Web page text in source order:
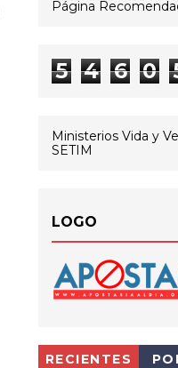
Página
5 4 6 0
Ministerios Vida y
SETIM
LOGO
RECIENTES